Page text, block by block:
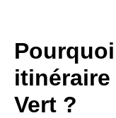
itinéraire
Vert ?